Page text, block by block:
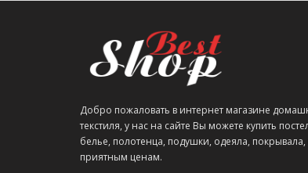
Добро пожаловать в интернет магазине
текстиля, у нас на сайте Вы можете купить
белье, полотенца, подушки, одеяла,
приятным ценам.